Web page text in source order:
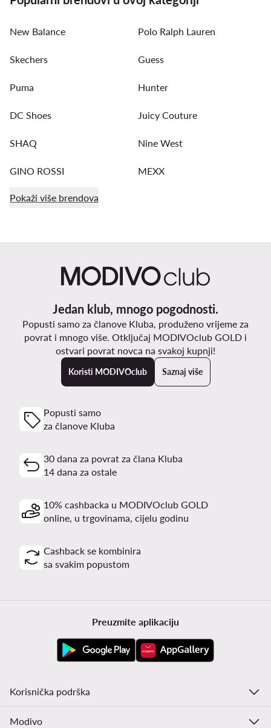
New Balance Polo Ralph Lauren
Skechers Guess
Puma Hunter
DC Shoes Juicy Couture
SHAQ Nine West
GINO ROSSI MEXX
Pokaži više brendova
Jedan klub, mnogo pogodnosti.
Popusti samo za članove Kluba, produženo vrijeme za
povrat i mnogo više. Otključaj MODIVOclub GOLD i
ostvari povrat novca na svakoj kupnji!
Koristi MODIVOclub Saznaj više
Popusti samo
za članove Kluba
30 dana za povrat za člana Kluba
14 dana za ostale
10% cashbacka u MODIVOclub GOLD
online, u trgovinama, cijelu godinu
Cashback se kombinira
sa svakim popustom
Preuzmite aplikaciju
Korisnička podrška
Modivo